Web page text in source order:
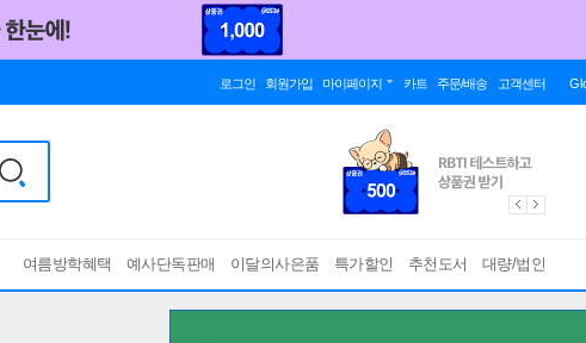
로그인 회원가입 마이페이지 카트 주문/배송 고객센터
여름방학혜택 예사단독판매 이달의사은품 특가할인 추천도서 대량/법인